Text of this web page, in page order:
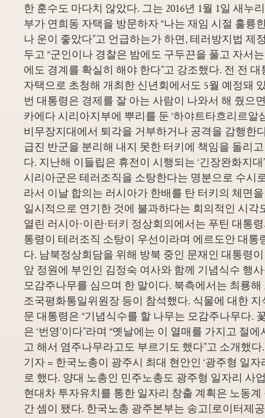
한 훈수도 마다치 않았다. 그는 2016년 1월 1일 새누
부가 연희동 자택을 방문하자 “나는 재임 시절 훌륭
나 운이 좋았다”고 언급하는가 하면, 테러방지법 제
두고 “군인이나 경찰은 밤에도 구두끈을 풀고 자서
에도 경계를 확실히 해야 한다”고 강조했다. 전 전
자택으로 초청해 개최한 신년회에서도 5월 예정돼
번 대통령은 경제를 잘 아는 사람이 나와서 해 줬으
카에다 시리아지부에 뿌리를 둔 ‘하야트타흐리르알
비무장지대에서 퇴각을 거부하거나 공격을 감행한
급진 반군을 분리해 내지 못한 터키에 책임을 돌리
다. 지난해 이들립은 휴전이 시행되는 ‘긴장완화지
시리아군은 테러조직을 소탕한다는 명분으로 수시
라서 이날 합의는 러시아가 한배를 탄 터키의 체면
일시적으로 연기한 것에 불과하다는 회의적인 시각
열린 러시아·이란·터키 정상회의에서는 푸틴 대통
통령이 테러조직 소탕이 우선이라며 에르도안 대통
다. 남북정상회담을 위해 방북 중인 문재인 대통령
앞 정원에 부인인 김정숙 여사와 함께 기념식수 행
모감주나무를 심으며 한 말이다. 북측에서는 최룡
조국평화통일위원장 등이 참석했다. 식물에 대한
문 대통령은 “기념식수를 할 나무는 모감주나무다.
은 ‘번영’이다”라며 “옛날에는 이 열매를 가지고 절
고 해서 염주나무라고도 부르기도 했다”고 소개했
기자 = 한국노총이 광주시 최대 현안인 ‘광주형 일자
로 했다. 양대 노총인 민주노총도 광주형 일자리 사
현대차 투자유치를 통한 일자리 창출 계획은 노동
간 셈이 됐다. 한국노총 광주본부는 송고[로이터제